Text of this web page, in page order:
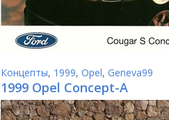
Концепты, 1999, Opel, Geneva99
1999 Opel Concept-A